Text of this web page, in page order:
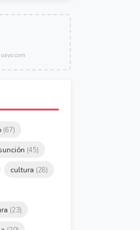
(67)
(45)
cultura (28)
(23)